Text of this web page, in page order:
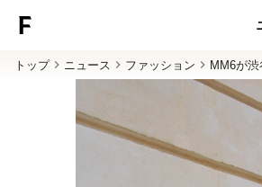
トップ ニュース ファッション MM6が